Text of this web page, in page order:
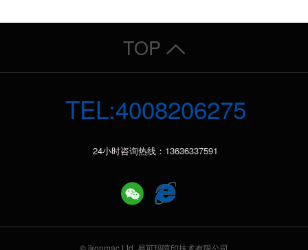
TOP
TEL:4008206275
24小时咨询热线：13636337591
© ikonmac Ltd. 易可玛喷印技术有限公司